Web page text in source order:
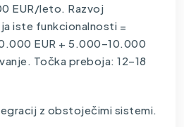
EUR/leto. Razvoj
iste funkcionalnosti =
EUR + 5.000–10.000
Točka preboja: 12–18
z obstoječimi sistemi.